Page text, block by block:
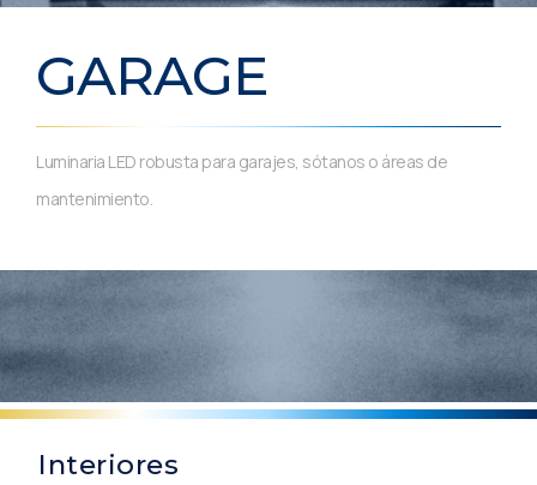
GARAGE
Luminaria LED robusta para garajes, sótanos o áreas de
mantenimiento.
Interiores